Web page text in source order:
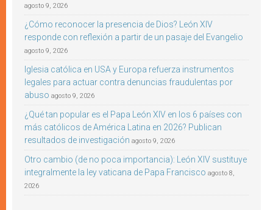
agosto 9, 2026
¿Cómo reconocer la presencia de Dios? León XIV
responde con reflexión a partir de un pasaje del Evangelio
agosto 9, 2026
Iglesia católica en USA y Europa refuerza instrumentos
legales para actuar contra denuncias fraudulentas por
abuso agosto 9, 2026
¿Qué tan popular es el Papa León XIV en los 6 países con
más católicos de América Latina en 2026? Publican
resultados de investigación agosto 9, 2026
Otro cambio (de no poca importancia): León XIV sustituye
integralmente la ley vaticana de Papa Francisco agosto 8,
2026